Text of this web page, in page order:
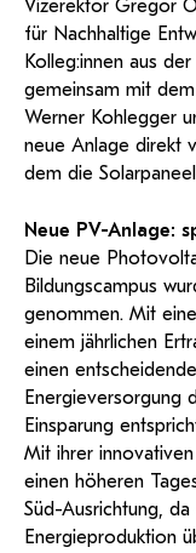
Vizerektor Gregor
für Nachhaltige
Kolleg:innen aus
gemeinsam mit
Werner Kohlegger
neue Anlage direkt
dem die
Neue PV-Anlage:
Die neue
Bildungscampus
genommen. Mit
einem jährlichen
einen
Energieversorgung
Einsparung
Mit ihrer
einen höheren
Süd-Ausrichtung,
Energieproduktion
und
rechtlicher Qualität.
Support
wissenschaftlichen
Anleitung
Web-basiertes Tool
Versand großer
ServiceWeb Hilfe
BA/MA Anträge,
Forschungsanträge,
Support-Webadmin
Hilfe & Support
Bitte kontaktieren
persönliche
Service
Ideen und
Login Webredaktion